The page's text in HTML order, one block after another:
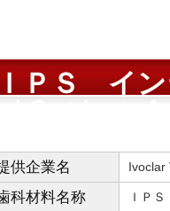
ＰＳ イ
供企業名 Ivoclar
科材料名称 ＩＰ